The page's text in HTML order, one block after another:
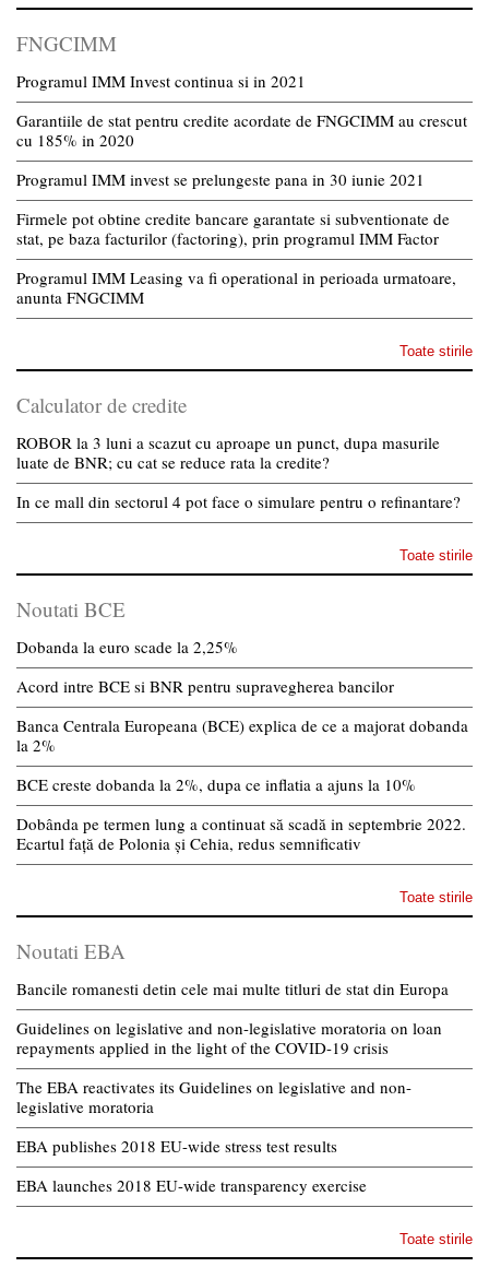
FNGCIMM
Programul IMM Invest continua si in 2021
Garantiile de stat pentru credite acordate de FNGCIMM au crescut
cu 185% in 2020
Programul IMM invest se prelungeste pana in 30 iunie 2021
Firmele pot obtine credite bancare garantate si subventionate de
stat, pe baza facturilor (factoring), prin programul IMM Factor
Programul IMM Leasing va fi operational in perioada urmatoare,
anunta FNGCIMM
Toate stirile
Calculator de credite
ROBOR la 3 luni a scazut cu aproape un punct, dupa masurile
luate de BNR; cu cat se reduce rata la credite?
In ce mall din sectorul 4 pot face o simulare pentru o refinantare?
Toate stirile
Noutati BCE
Dobanda la euro scade la 2,25%
Acord intre BCE si BNR pentru supravegherea bancilor
Banca Centrala Europeana (BCE) explica de ce a majorat dobanda
la 2%
BCE creste dobanda la 2%, dupa ce inflatia a ajuns la 10%
Dobânda pe termen lung a continuat să scadă in septembrie 2022.
Ecartul față de Polonia și Cehia, redus semnificativ
Toate stirile
Noutati EBA
Bancile romanesti detin cele mai multe titluri de stat din Europa
Guidelines on legislative and non-legislative moratoria on loan
repayments applied in the light of the COVID-19 crisis
The EBA reactivates its Guidelines on legislative and non-
legislative moratoria
EBA publishes 2018 EU-wide stress test results
EBA launches 2018 EU-wide transparency exercise
Toate stirile